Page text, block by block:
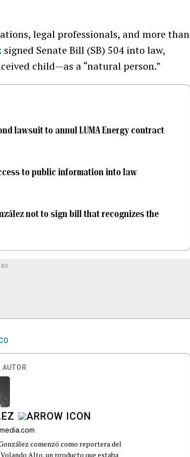
legal professionals, and more than
signed Senate Bill (SB) 504 into law,
child—as a “natural person.”
lawsuit to annul LUMA Energy contract
to public information into law
not to sign bill that recognizes the
AUTOR
comenzó como reportera del
Alto, un producto que estaba